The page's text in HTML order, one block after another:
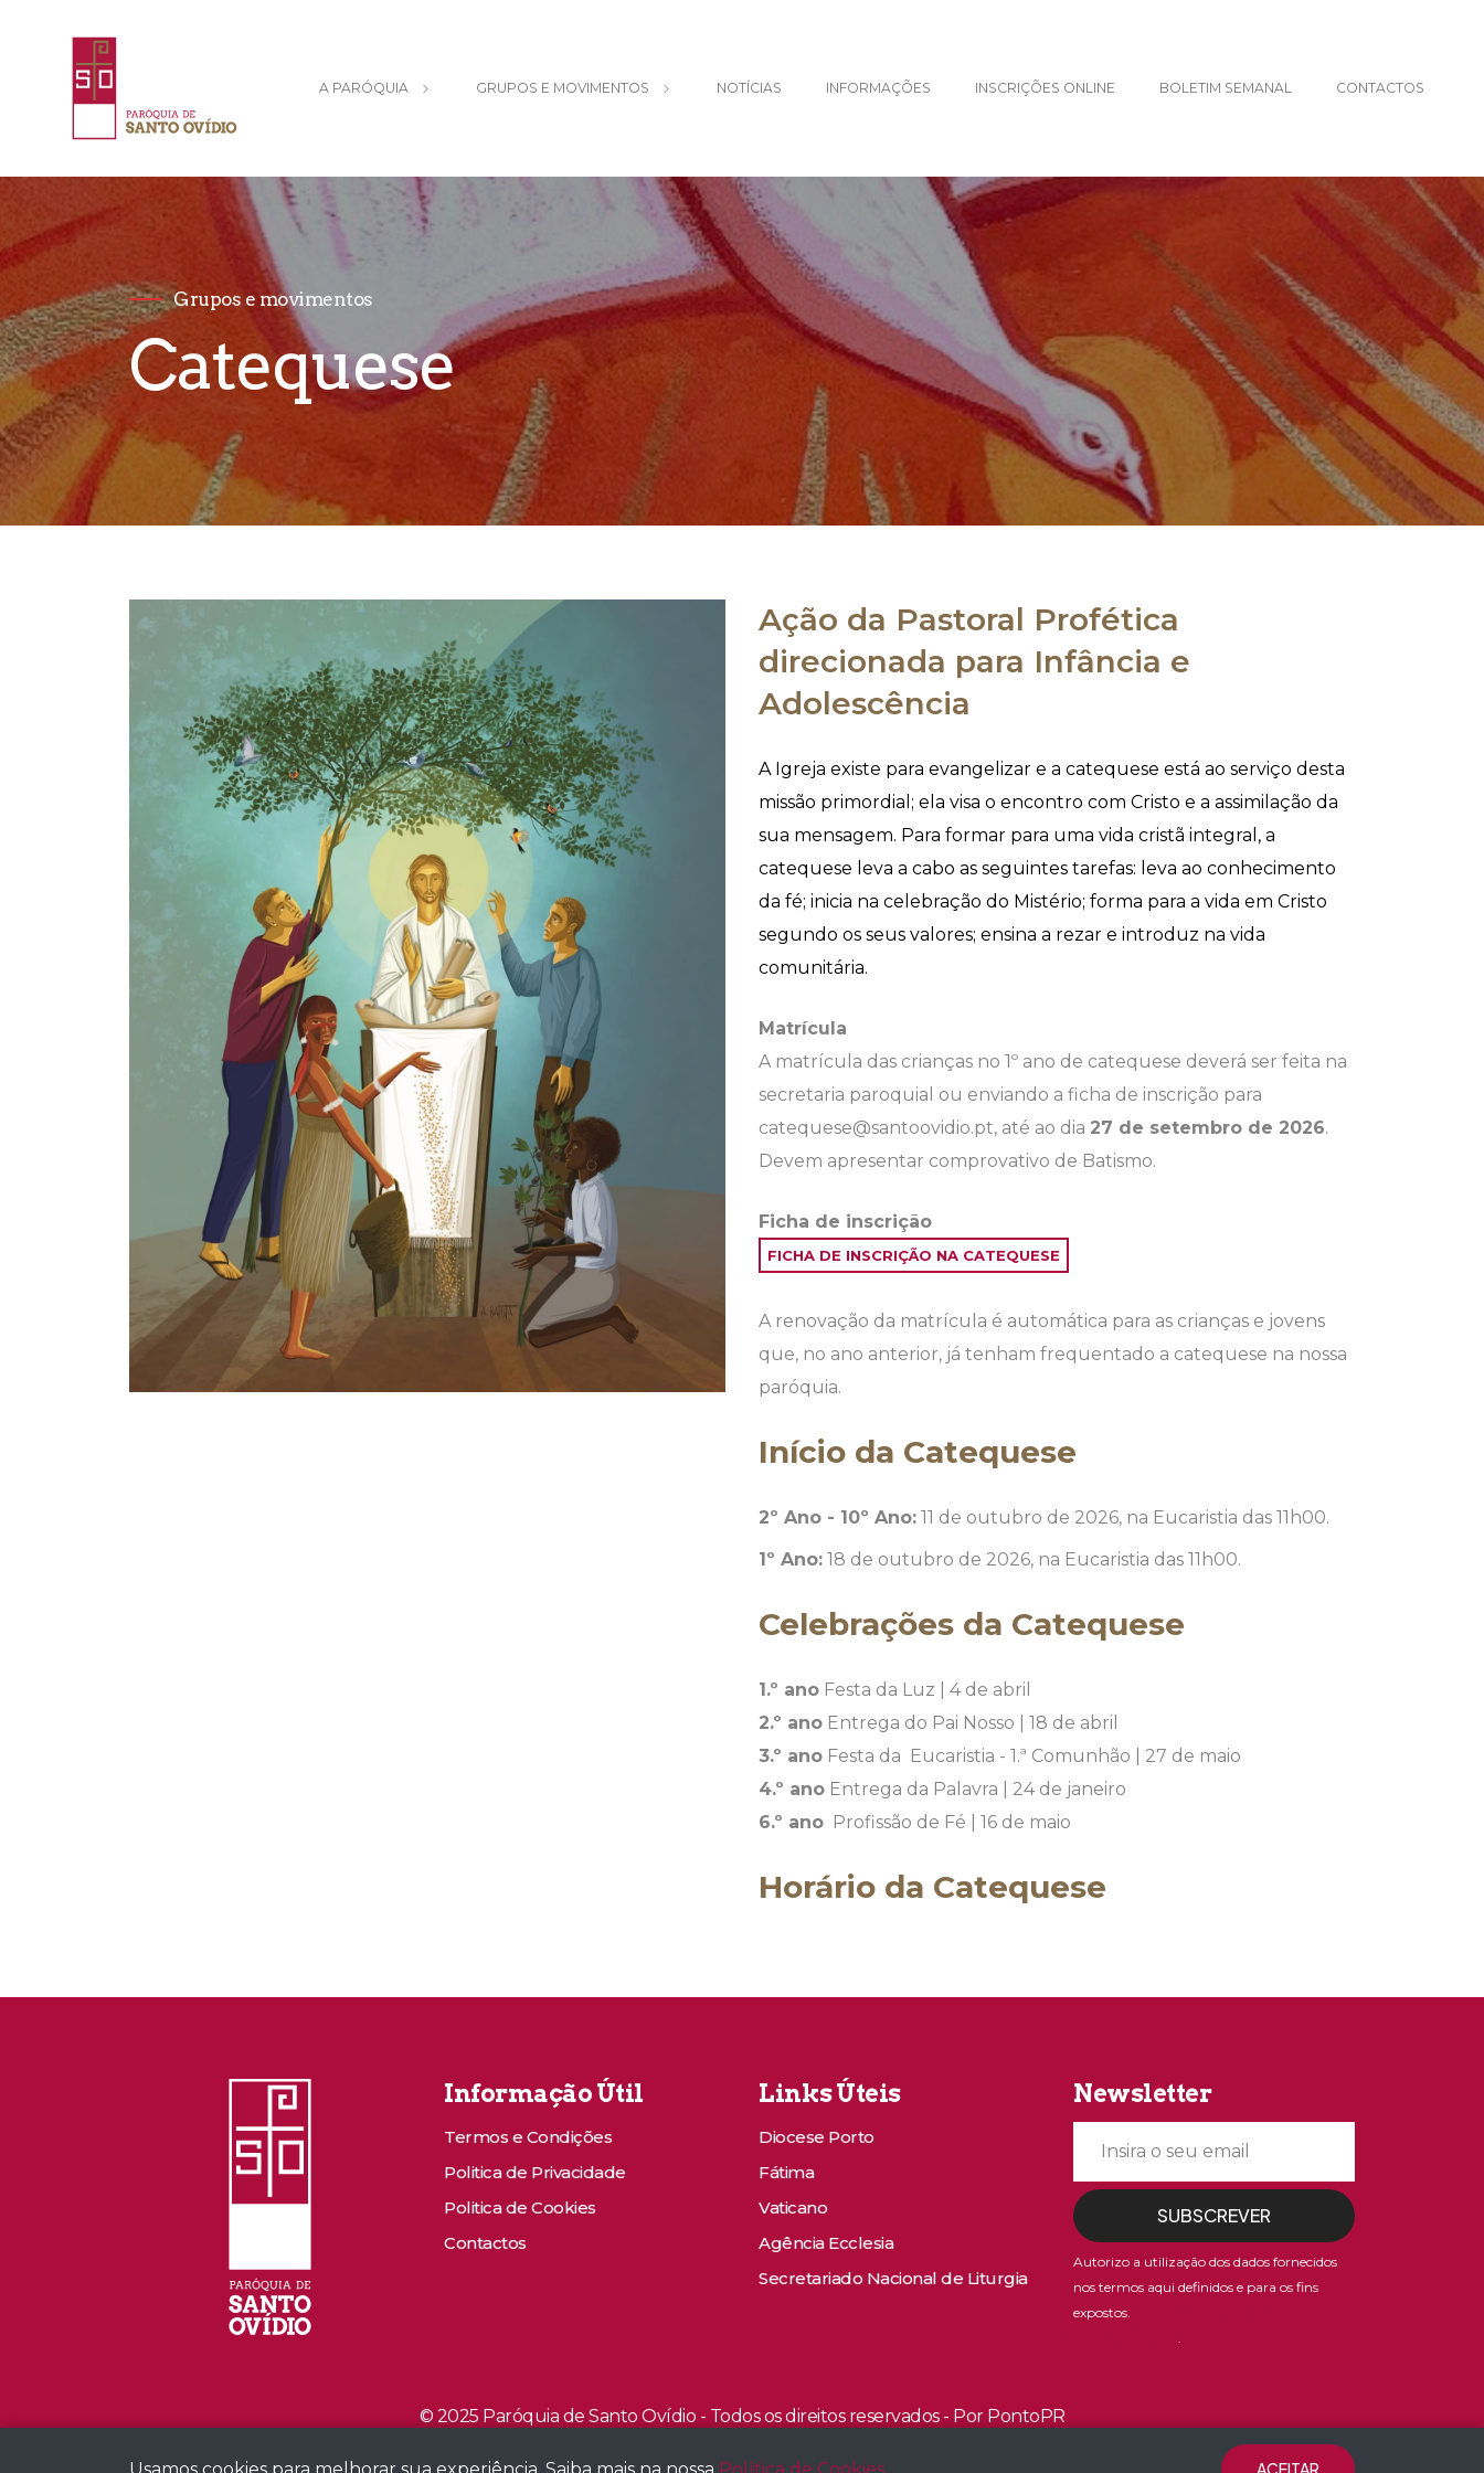
A PARÓQUIA GRUPOS E MOVIMENTOS NOTÍCIAS INFORMAÇÕES INSCRIÇÕES ONLINE BOLETIM SEMANAL CONTACTOS
Grupos e movimentos
Catequese
Ação da Pastoral Profética
direcionada para Infância e
Adolescência
A Igreja existe para evangelizar e a catequese está ao serviço desta
missão primordial; ela visa o encontro com Cristo e a assimilação da
sua mensagem. Para formar para uma vida cristã integral, a
catequese leva a cabo as seguintes tarefas: leva ao conhecimento
da fé; inicia na celebração do Mistério; forma para a vida em Cristo
segundo os seus valores; ensina a rezar e introduz na vida
comunitária.
Matrícula
A matrícula das crianças no 1º ano de catequese deverá ser feita na
secretaria paroquial ou enviando a ficha de inscrição para
catequese@santoovidio.pt, até ao dia 27 de setembro de 2026.
Devem apresentar comprovativo de Batismo.
Ficha de inscrição
FICHA DE INSCRIÇÃO NA CATEQUESE
A renovação da matrícula é automática para as crianças e jovens
que, no ano anterior, já tenham frequentado a catequese na nossa
paróquia.
Início da Catequese
2º Ano - 10º Ano: 11 de outubro de 2026, na Eucaristia das 11h00.
1º Ano: 18 de outubro de 2026, na Eucaristia das 11h00.
Celebrações da Catequese
1.º ano Festa da Luz | 4 de abril
2.º ano Entrega do Pai Nosso | 18 de abril
3.º ano Festa da
Eucaristia - 1.ª Comunhão | 27 de maio
4.º ano Entrega da Palavra | 24 de janeiro
6.º ano Profissão de Fé | 16 de maio
Horário da Catequese
Informação Útil
Termos e Condições
Politica de Privacidade
Politica de Cookies
Contactos
Links Úteis
Diocese Porto
Fátima
Vaticano
Agência Ecclesia
Secretariado Nacional de Liturgia
Newsletter
SUBSCREVER
Autorizo a utilização dos dados fornecidos
nos termos aqui definidos e para os fins
expostos.
© 2025 Paróquia de Santo Ovídio - Todos os direitos reservados - Por PontoPR
Usamos cookies para melhorar sua experiência. Saiba mais na nossa Política de Cookies ACEITAR